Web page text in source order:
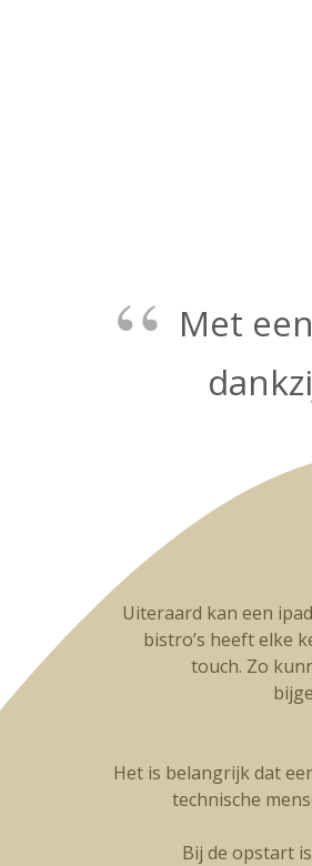
Met
Uiteraard kan een
bistro’s heeft elke
touch. Zo
Het is belangrijk dat
technische
Bij de opstart